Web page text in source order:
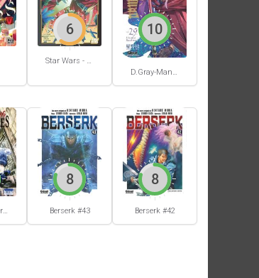
Star Wars - La Haute République - Un équilibre fragile
6
D.Gray-Man #29
10
Gaslight stray dog detectives #1 Berserk #43
8
Berserk #42
8